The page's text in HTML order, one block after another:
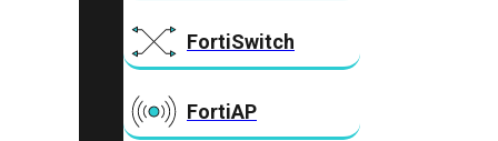
FortiSwitch
FortiAP